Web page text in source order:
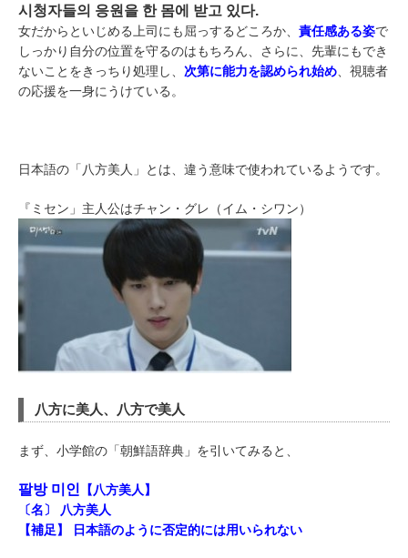
시청자들의 응원을 한 몸에 받고 있다.
女だからといじめる上司にも屈っするどころか、 責任感ある姿で
しっかり自分の位置を守るのはもちろん、さらに、先輩にもでき
ないことをきっちり処理し、 次第に能力を認められ始め、視聴者
の応援を一身にうけている。
日本語の「八方美人」とは、違う意味で使われているようです。
『ミセン」主人公はチャン・グレ（イム・シワン）
八方に美人、八方で美人
まず、小学館の「朝鮮語辞典」を引いてみると、
팔방 미인
【八方美人】
〔名〕 八方美人
【補足】 日本語のように否定的には用いられない